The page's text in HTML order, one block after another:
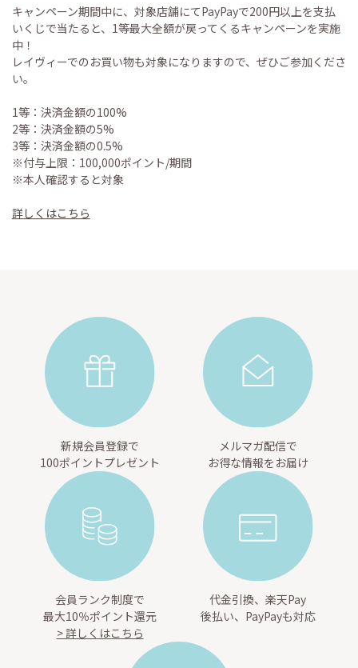
キャンペーン期間中に、対象店舗にてPayPayで200円以上を支払
いくじで当たると、1等最大全額が戻ってくるキャンペーンを実施
中！
レイヴィーでのお買い物も対象になりますので、ぜひご参加くださ
い。
1等：決済金額の100%
2等：決済金額の5%
3等：決済金額の0.5%
※付与上限：100,000ポイント/期間
※本人確認すると対象
詳しくはこちら
新規会員登録で
100ポイントプレゼント
メルマガ配信で
お得な情報をお届け
会員ランク制度で
最大10％ポイント還元
> 詳しくはこちら
代金引換、楽天Pay
後払い、PayPayも対応